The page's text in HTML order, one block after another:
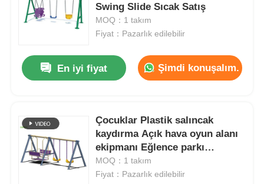
Swing Slide Sıcak Satış
MOQ：1 takım
Fiyat：Pazarlık edilebilir
En iyi fiyat Şimdi konuşalım.
Çocuklar Plastik salıncak
kaydırma Açık hava oyun alanı
ekipmanı Eğlence parkı
Çocuklar Sıcak satış
oyuncakları
MOQ：1 takım
Fiyat：Pazarlık edilebilir